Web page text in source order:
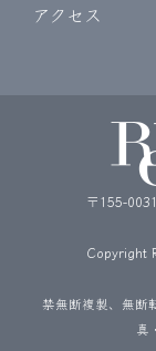
アクセス
〒155-
Copyright
禁無断複製、無断
真